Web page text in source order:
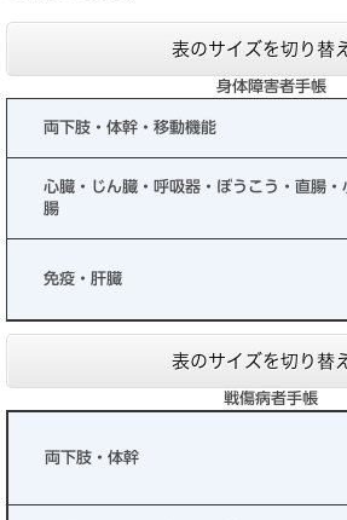
表のサイズを切り替
身体障害者手帳
両下肢・体幹・移動機能
心臓・じん臓・呼吸器・ぼうこう・直腸・
腸
免疫・肝臓
表のサイズを切り替
戦傷病者手帳
両下肢・体幹